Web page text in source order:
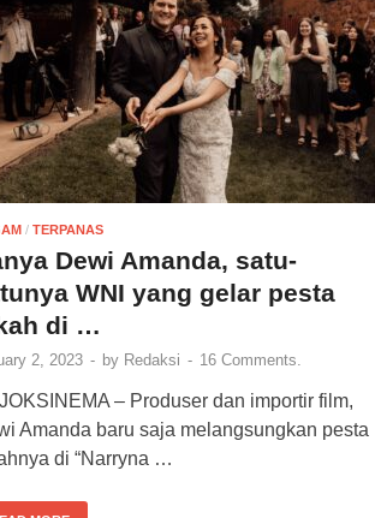
/ TERPANAS
Dewi Amanda, satu-
WNI yang gelar pesta
di …
2, 2023 - by Redaksi - 16 Comments.
– Produser dan importir film,
Amanda baru saja melangsungkan pesta
di “Narryna …